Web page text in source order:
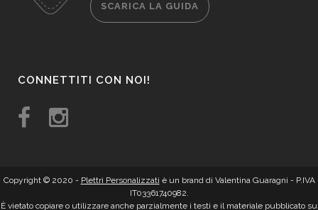
SCARICA LA GUIDA
CONNETTITI CON NOI!
Copyright © 2020 - Plettri Personalizzati è un brand di Valentina Guaragni - P.IVA
IT03361740982.
È vietato copiare o utilizzare anche parzialmente i testi e il materiale pubblicato su